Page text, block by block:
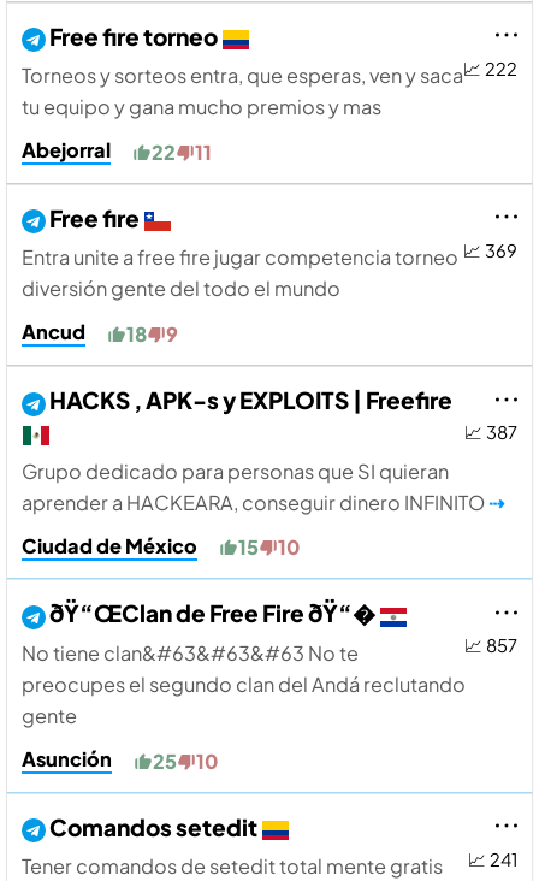
📈 222
Free fire torneo
Torneos y sorteos entra, que esperas, ven y saca
tu equipo y gana mucho premios y mas
Abejorral
22 11
📈 369
Free fire
Entra unite a free fire jugar competencia torneo
diversión gente del todo el mundo
Ancud
18 9
📈 387
HACKS , APK-s y EXPLOITS | Freefire
Grupo dedicado para personas que SI quieran
aprender a HACKEARA, conseguir dinero INFINITO⇢
Ciudad de México
15 10
📈 857
ðŸ“ŒClan de Free Fire ðŸ“�
No tiene clan&#63&#63&#63 No te
preocupes el segundo clan del Andá reclutando
gente
Asunción
25 10
📈 241
Comandos setedit
Tener comandos de setedit total mente gratis